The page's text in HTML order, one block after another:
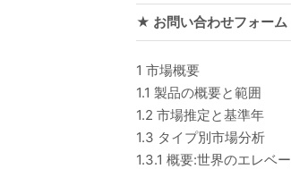
★ お問い合わせフォー
1 市場概要
1.1 製品の概要と範囲
1.2 市場推定と基準年
1.3 タイプ別市場分析
1.3.1 概要:世界のエレベ